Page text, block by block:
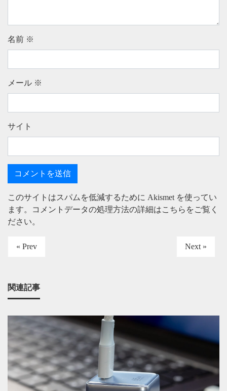
名前 ※
メール ※
サイト
このサイトはスパムを低減するために Akismet を使ってい
ます。
コメントデータの処理方法の詳細はこちらをご覧く
ださい。
« Prev Next »
関連記事